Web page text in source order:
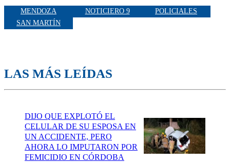
MENDOZA NOTICIERO 9
POLICIALES
SAN MARTÍN
LAS MÁS LEÍDAS
DIJO QUE EXPLOTÓ EL
CELULAR DE SU ESPOSA EN
UN ACCIDENTE, PERO
AHORA LO IMPUTARON POR
FEMICIDIO EN CÓRDOBA